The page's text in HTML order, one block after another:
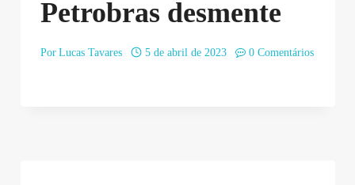
Petrobras desmente
Por Lucas Tavares 5 de abril de 2023 0 Comentários